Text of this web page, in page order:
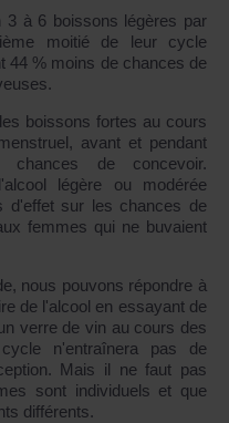
3 à 6 boissons légères par
moitié de leur cycle
44 % moins de chances de
boissons fortes au cours
avant et pendant
chances de concevoir.
légère ou modérée
d'effet sur les chances de
femmes qui ne buvaient
nous pouvons répondre à
de l'alcool en essayant de
verre de vin au cours des
n'entraînera pas de
Mais il ne faut pas
sont individuels et que
différents.